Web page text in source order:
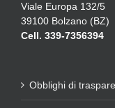
Viale Europa 132/5
39100 Bolzano (BZ)
Cell. 339-7356394
Obblighi di